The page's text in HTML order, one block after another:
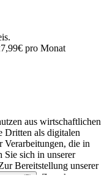
pro Monat
aus wirtschaftlichen
Dritten als digitalen
Verarbeitungen, die in
Sie sich in unserer
Bereitstellung unserer
(5)
. Zwecke: